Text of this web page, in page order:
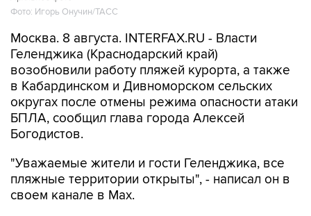
Фото: Игорь Онучин/ТАСС
Москва. 8 августа. INTERFAX.RU - Власти
Геленджика (Краснодарский край)
возобновили работу пляжей курорта, а также
в Кабардинском и Дивноморском сельских
округах после отмены режима опасности атаки
БПЛА, сообщил глава города Алексей
Богодистов.
"Уважаемые жители и гости Геленджика, все
пляжные территории открыты", - написал он в
своем канале в Max.